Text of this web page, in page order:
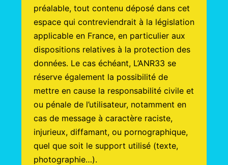
préalable, tout contenu déposé dans cet
espace qui contreviendrait à la législation
applicable en France, en particulier aux
dispositions relatives à la protection des
données. Le cas échéant, L’ANR33 se
réserve également la possibilité de
mettre en cause la responsabilité civile et
ou pénale de l’utilisateur, notamment en
cas de message à caractère raciste,
injurieux, diffamant, ou pornographique,
quel que soit le support utilisé (texte,
photographie…).